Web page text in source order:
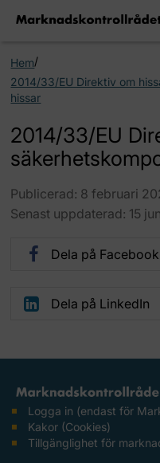
Hem/
2014/33/EU Direktiv om
hissar
2014/33/EU
Publicerad: 8 februari
Senast uppdaterad: 15
Dela på Facebook
Dela på LinkedIn
Logga in (endast för
Kakor (Cookies)
Tillgänglighet för